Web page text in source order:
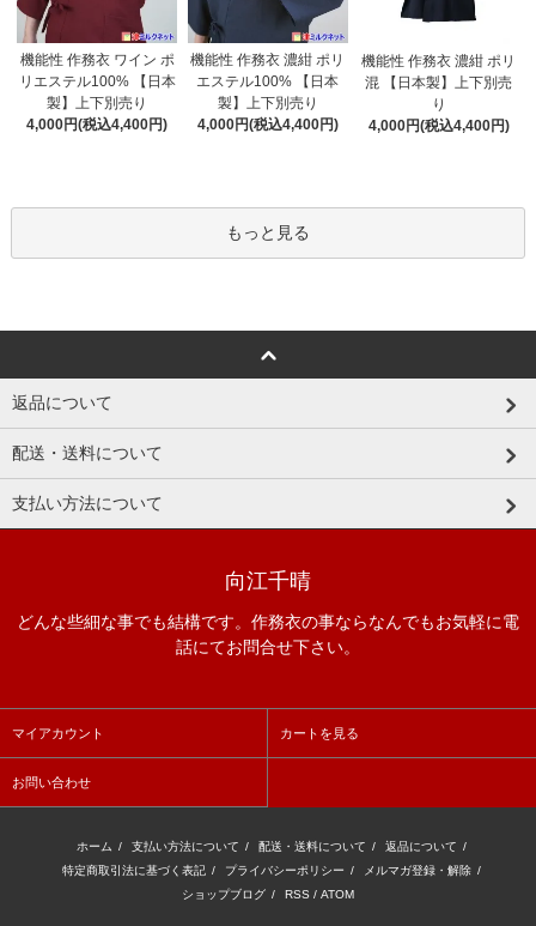
機能性 作務衣 ワイン ポ
リエステル100% 【日本
製】上下別売り
4,000円(税込4,400円)
機能性 作務衣 濃紺 ポリ
エステル100% 【日本
製】上下別売り
4,000円(税込4,400円)
機能性 作務衣 濃紺 ポリ
混 【日本製】上下別売
り
4,000円(税込4,400円)
もっと見る
返品について
配送・送料について
支払い方法について
向江千晴
どんな些細な事でも結構です。作務衣の事ならなんでもお気軽に電
話にてお問合せ下さい。
マイアカウント カートを見る
お問い合わせ
ホーム / 支払い方法について / 配送・送料について / 返品について /
特定商取引法に基づく表記 / プライバシーポリシー / メルマガ登録・解除 /
ショップブログ / RSS / ATOM